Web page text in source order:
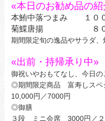
«本日のお勧め品の紹
本鮪中落つまみ １０
菊鰈唐揚 ８０
期間限定旬の逸品やサラダ、
«出前・持帰承り中»
御祝いやおもてなし、今日の
◎期間限定商品 富寿しス
10,000円／7000円
◎御膳
３段 ミニ会席 3000円／